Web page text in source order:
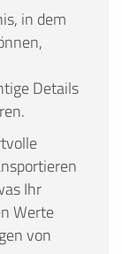
in dem
Details
Ihr
Werte
von